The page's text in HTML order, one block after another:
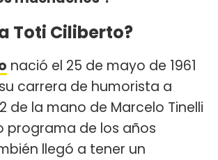
Toti Ciliberto?
nació el 25 de mayo de 1961
carrera de humorista a
de la mano de Marcelo Tinelli
programa de los años
llegó a tener un